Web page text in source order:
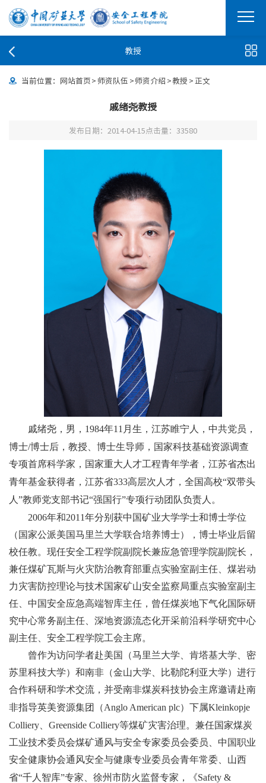
教授
当前位置： 网站首页> 师资队伍 >师资介绍 >教授 >正文
戚绪尧教授
发布日期：2014-04-15点击量： 33580
戚绪尧，男， 1984年11 月生，江苏睢宁人，中共党员，
博士/博士后，教授、博士生导师，国家科技基础资源调查
专项首席科学家，国家重大人才工程青年学者，江苏省杰出
青年基金获得者，江苏省333高层次人才，全国高校“双带头
人 ”教师党支部书记“强国行”专项行动团队负责人。
2006年和2011年分别获中国矿业大学学士和博士学位
（国家公派美国马里兰大学联合培养博士），博士毕业后留
校任教。现任安全工程学院副院长兼应急管理学院副院长，
兼任煤矿瓦斯与火灾防治教育部重点实验室副主任、煤岩动
力灾害防控理论与技术国家矿山安全监察局重点实验室副主
任、中国安全应急高端智库主任，曾任煤炭地下气化国际研
究中心常务副主任、深地资源流态化开采前沿科学研究中心
副主任、安全工程学院工会主席。
曾作为访问学者赴美国（马里兰大学、肯塔基大学、密
苏里科技大学）和南非（金山大学、比勒陀利亚大学）进行
合作科研和学术交流，并受南非煤炭科技协会主席邀请赴南
非指导英美资源集团（Anglo American plc）下属Kleinkopje
Colliery
Greenside Colliery等煤矿灾害治理。兼任国家煤炭
工业技术委员会煤矿通风与安全专家委员会委员、中国职业
安全健康协会通风安全与健康专业委员会青年常委、山西
省“千人智库”专家、徐州市防火监督专家，《Safety &